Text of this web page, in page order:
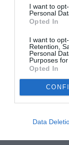
I want to
Personal
Opted In
I want to
Retention,
Personal
Purposes
Opted In
Data
qui passe de 16
5, tandis que
Centre. Avec
Kellé, l’UPC
son retour au
pour le MDR
Défense de la